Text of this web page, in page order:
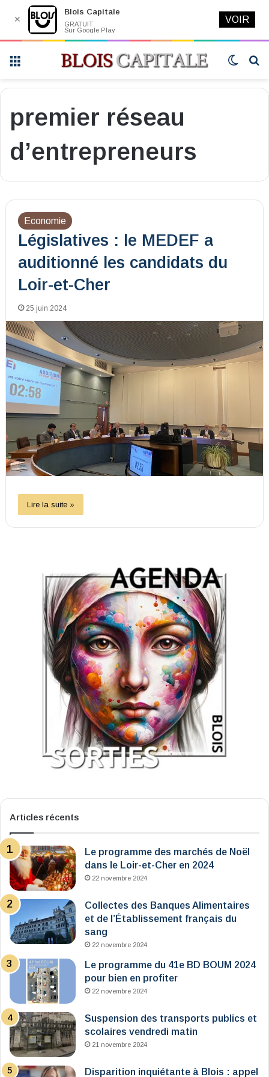
Switch
premier réseau
d’entrepreneurs
Economie
Législatives : le MEDEF a
auditionné les candidats du
Loir-et-Cher
25 juin 2024
Lire la suite »
Articles récents
Le programme des marchés de Noël
dans le Loir-et-Cher en 2024
22 novembre 2024
Collectes des Banques Alimentaires
et de l’Établissement français du
sang
22 novembre 2024
Le programme du 41e BD BOUM 2024
pour bien en profiter
22 novembre 2024
Suspension des transports publics et
scolaires vendredi matin
21 novembre 2024
Disparition inquiétante à Blois : appel
✕
Blois Capitale
GRATUIT
Sur Google Play
VOIR